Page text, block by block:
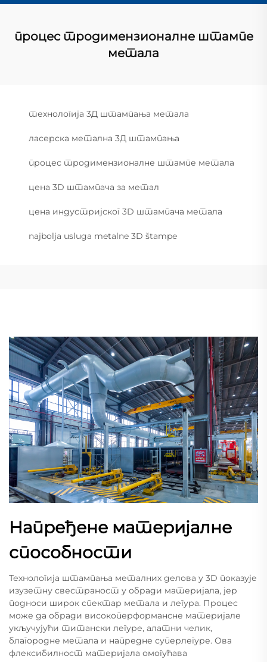
процес тродимензионалне штампе
метала
технологија 3Д штампања метала
ласерска метална 3Д штампања
процес тродимензионалне штампе метала
цена 3D штампача за метал
цена индустријског 3D штампача метала
najbolja usluga metalne 3D štampe
Напређене материјалне
способности
Технологија штампања металних делова у 3D показује
изузетну свестраност у обради материјала, јер
подноси широк спектар метала и легура. Процес
може да обради високоперформансне материјале
укључујући титански легуре, алатни челик,
благородне метала и напредне суперлегуре. Ова
флексибилност материјала омогућава